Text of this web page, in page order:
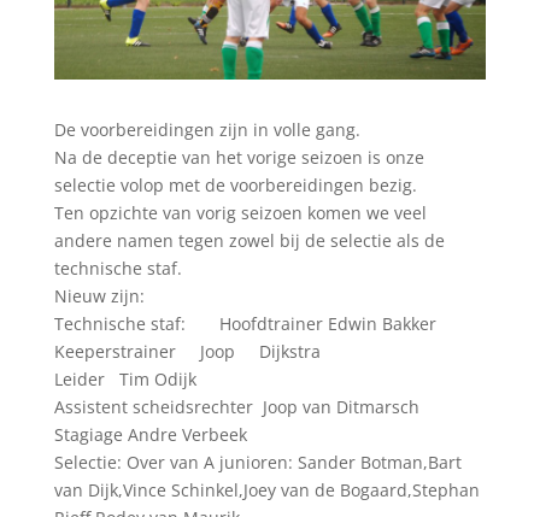
De voorbereidingen zijn in volle gang.
Na de deceptie van het vorige seizoen is onze
selectie volop met de voorbereidingen bezig.
Ten opzichte van vorig seizoen komen we veel
andere namen tegen zowel bij de selectie als de
technische staf.
Nieuw zijn:
Technische staf: Hoofdtrainer Edwin Bakker
Keeperstrainer Joop Dijkstra
Leider Tim Odijk
Assistent scheidsrechter Joop van Ditmarsch
Stagiage Andre Verbeek
Selectie: Over van A junioren: Sander Botman,Bart
van Dijk,Vince Schinkel,Joey van de Bogaard,Stephan